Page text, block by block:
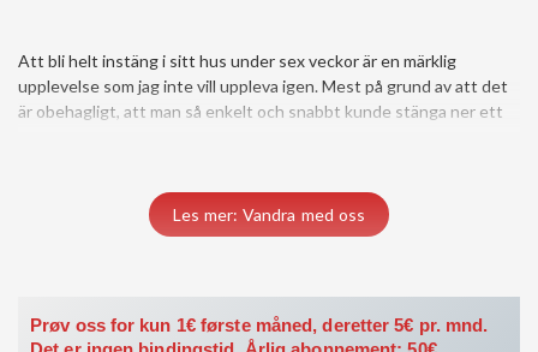
Att bli helt instäng i sitt hus under sex veckor är en märklig
upplevelse som jag inte vill uppleva igen. Mest på grund av att det
är obehagligt, att man så enkelt och snabbt kunde stänga ner ett
helt samhälle. Att från den ena dagen vandra fritt i bergen, till att
Les mer: Vandra med oss
Prøv oss for kun 1€ første måned, deretter 5€ pr. mnd.